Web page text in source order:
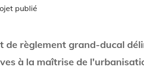
publié
de règlement grand-ducal
à la maîtrise de